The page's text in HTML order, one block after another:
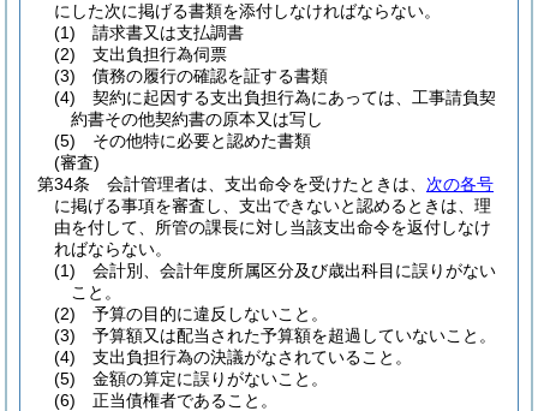
にした次に掲げる書類を添付しなければならない。
(1)
請求書又は支払調書
(2)
支出負担行為伺票
(3)
債務の履行の確認を証する書類
(4)
契約に起因する支出負担行為にあっては、工事請負契
約書その他契約書の原本又は写し
(5)
その他特に必要と認めた書類
(審査)
第34条
会計管理者は、支出命令を受けたときは、 次の各号
に掲げる事項を審査し、支出できないと認めるときは、理
由を付して、所管の課長に対し当該支出命令を返付しなけ
ればならない。
(1)
会計別、会計年度所属区分及び歳出科目に誤りがない
こと。
(2)
予算の目的に違反しないこと。
(3)
予算額又は配当された予算額を超過していないこと。
(4)
支出負担行為の決議がなされていること。
(5)
金額の算定に誤りがないこと。
(6)
正当債権者であること。